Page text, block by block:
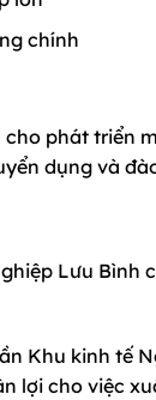
chính
phát triển
dụng và
Lưu Bình
Khu kinh tế
lợi cho việc